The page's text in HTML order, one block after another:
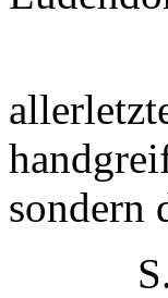
S. 33
sondern
S. 35: